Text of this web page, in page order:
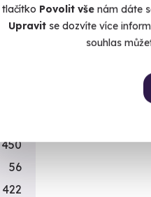
tlačítko Povolit vše nám dáte
Upravitse dozvíte více
souhlas
3 490 Kč
2 590 Kč
256
453
450
56
422